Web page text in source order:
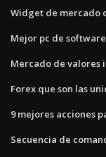
Widget de mercado
Mejor pc de
Mercado de valores
Forex que son las
9 mejores acciones
Secuencia de